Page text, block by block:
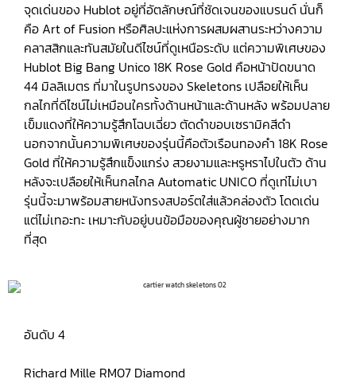
จุดเด่นของ Hublot อยู่ที่อัตลักษณ์ที่ชัดเจนของแบรนด์ นั่นก็
คือ Art of Fusion หรือศิลปะแห่งการผสมผสานระหว่างความ
คลาสสิกและทันสมัยในดีไซน์ที่ดูเหนือระดับ แต่ความพิเศษของ
Hublot Big Bang Unico 18K Rose Gold คือหน้าปัดขนาด
44 มิลลิเมตร ที่มาในรูปทรงของ Skeletons เปลือยให้เห็น
กลไกที่ดีไซน์ไม่เหมือนใครทั้งด้านหน้าและด้านหลัง พร้อมปลาย
เข็มแดงที่ให้ความรู้สึกโฉบเฉี่ยว ตัดดำขอบเซรามิคสีดำ
นอกจากนั้นความพิเศษของรุ่นนี้คือตัวเรือนทองคำ 18K Rose
Gold ที่ให้ความรู้สึกแข็งแกร่ง สวยงามและหรูหราไปในตัว ด้าน
หลังจะเปลือยให้เห็นกลไกล Automatic UNICO ที่ดูเท่ไม่เบา
รุ่นนี้จะมาพร้อมสายหนังทรงสปอร์ตใส่แล้วคล่องตัว โดดเด่น
แต่ไม่เทอะทะ เหมาะกับอยู่บนข้อมือของคุณผู้ชายอย่างมาก
ที่สุด
อันดับ 4
Richard Mille RM07 Diamond